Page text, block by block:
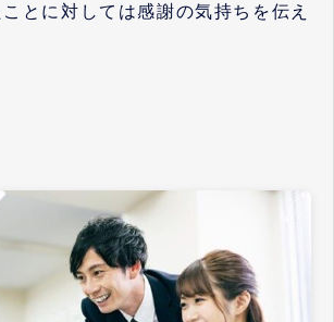
とに対しては感謝の気持ちを伝え